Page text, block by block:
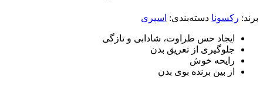
دسته‌بندی:اسپری
حس طراوت، شادابی و تازگی
از تعریق بدن
خوش
بین برنده بوی بدن